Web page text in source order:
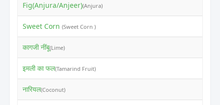
Fig(Anjura/Anjeer)(Anjura)
Sweet Corn (Sweet Corn )
कागजी नींबू(Lime)
इमली का फल(Tamarind Fruit)
नारियल(Coconut)